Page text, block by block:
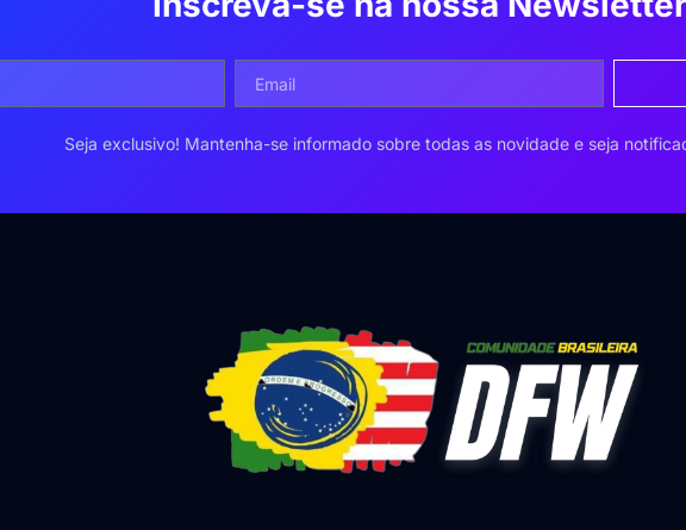
Seja exclusivo! Mantenha-se informado sobre todas as novidade e seja